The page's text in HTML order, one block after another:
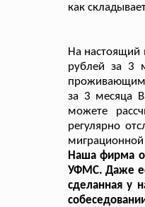
как
На
рублей за 3
проживающим
за 3 месяца
можете
регулярно
Наша фирма
УФМС. Даже
сделанная у